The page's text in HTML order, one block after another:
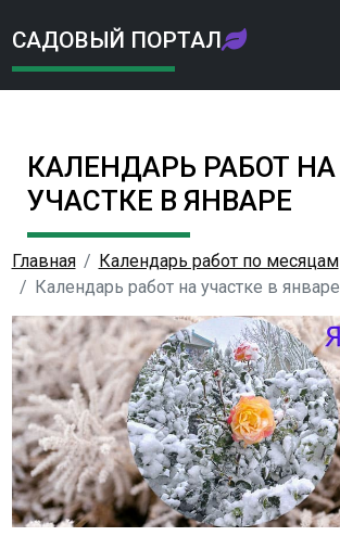
САДОВЫЙ ПОРТАЛ
КАЛЕНДАРЬ РАБОТ НА
УЧАСТКЕ В ЯНВАРЕ
Главная
Календарь работ по месяцам
Календарь работ на участке в январе